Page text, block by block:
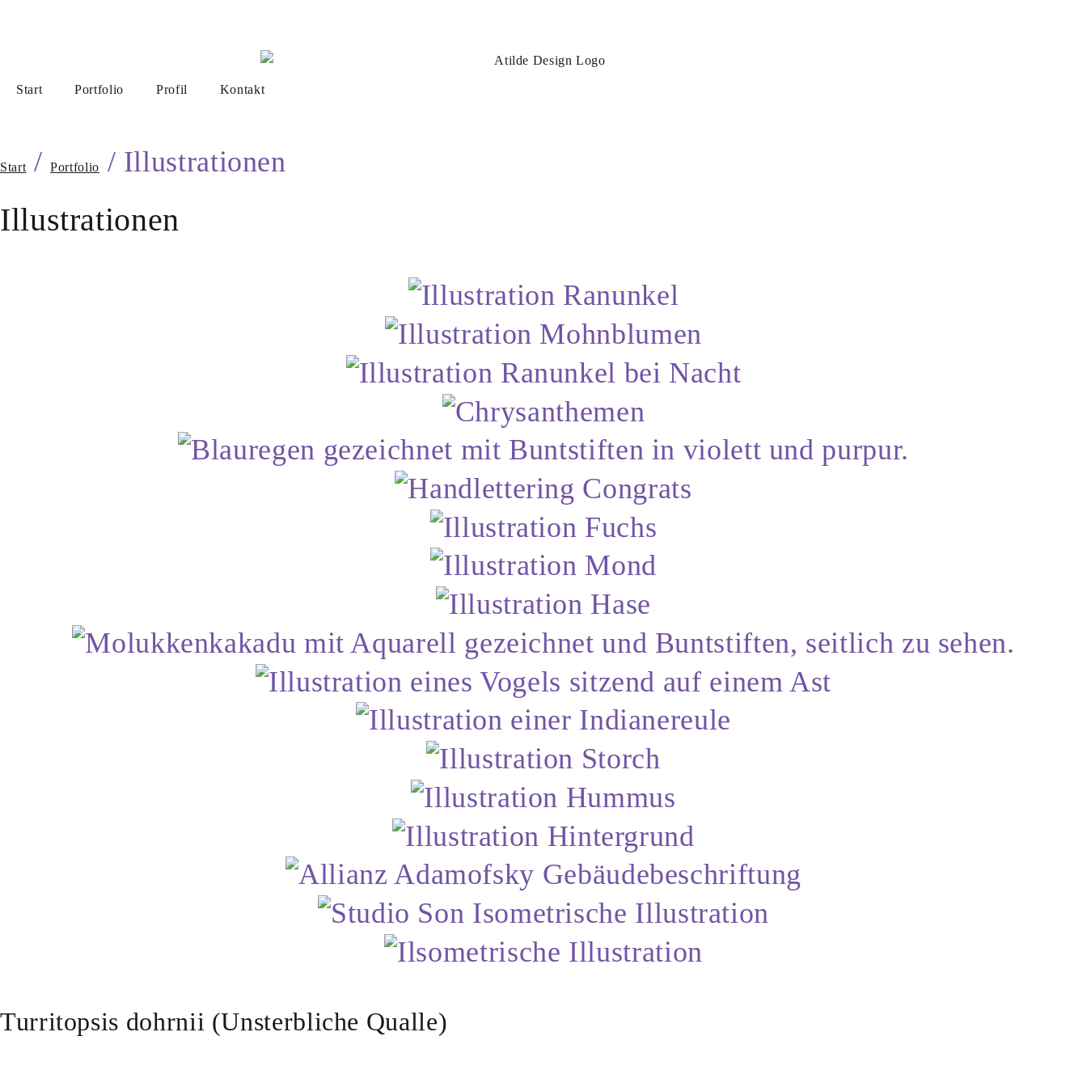
Start Portfolio Profil Kontakt
Start/Portfolio / Illustrationen
Illustrationen
Turritopsis dohrnii (Unsterbliche Qualle)